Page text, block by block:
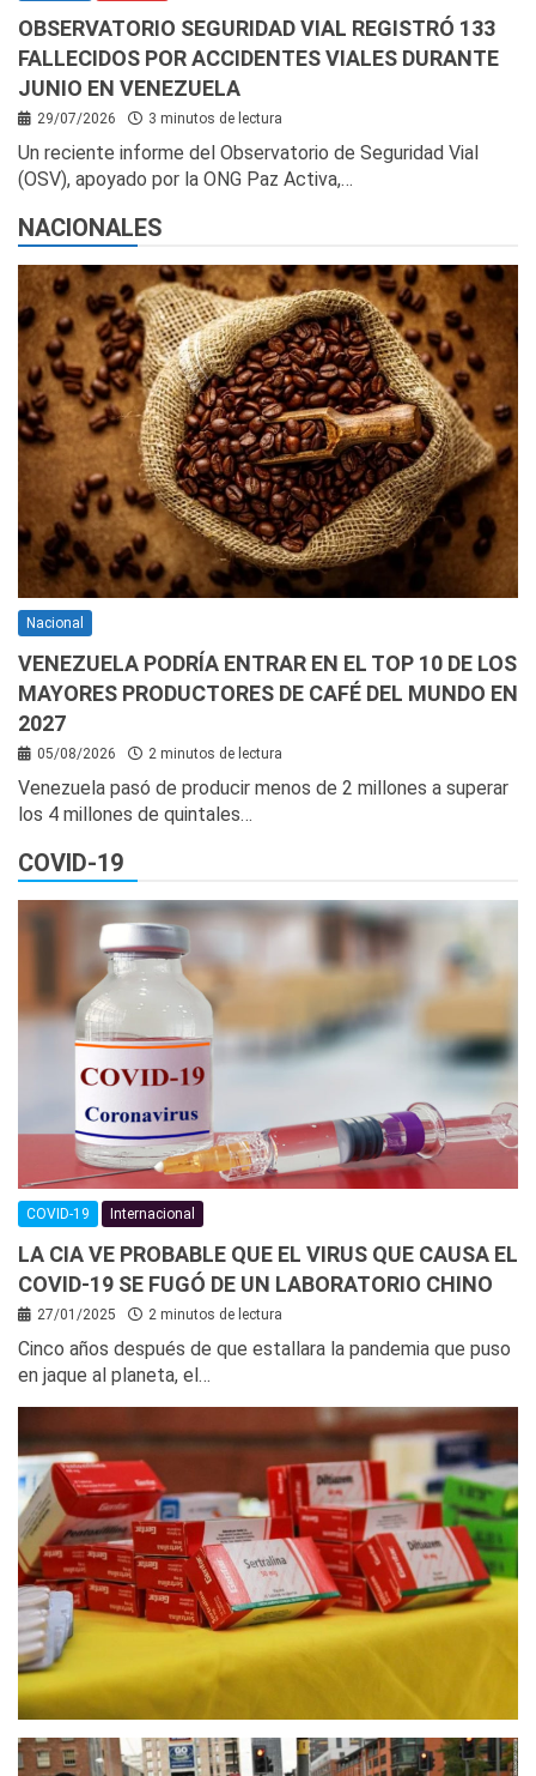
OBSERVATORIO SEGURIDAD VIAL REGISTRÓ 133
FALLECIDOS POR ACCIDENTES VIALES DURANTE
JUNIO EN VENEZUELA
29/07/2026 3 minutos de lectura
Un reciente informe del Observatorio de Seguridad Vial
(OSV), apoyado por la ONG Paz Activa,…
NACIONALES
Nacional
VENEZUELA PODRÍA ENTRAR EN EL TOP 10 DE LOS
MAYORES PRODUCTORES DE CAFÉ DEL MUNDO EN
2027
05/08/2026 2 minutos de lectura
Venezuela pasó de producir menos de 2 millones a superar
los 4 millones de quintales…
COVID-19
COVID-19 Internacional
LA CIA VE PROBABLE QUE EL VIRUS QUE CAUSA EL
COVID-19 SE FUGÓ DE UN LABORATORIO CHINO
27/01/2025 2 minutos de lectura
Cinco años después de que estallara la pandemia que puso
en jaque al planeta, el…